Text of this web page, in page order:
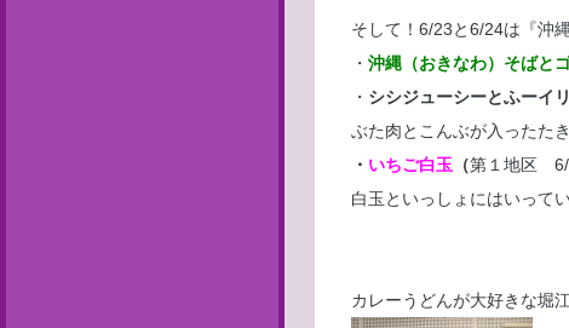
そして！6/23と6/24は『沖
・ 沖縄（おきなわ）そばと
・ シシジューシーとふーイ
ぶた肉とこんぶが入ったた
・ いちご白玉 （第１地区 6/
白玉といっしょにはいって
カレーうどんが大好きな堀